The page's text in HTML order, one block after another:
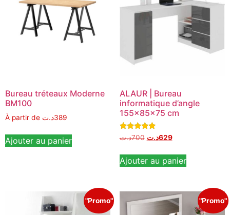
Bureau tréteaux Moderne
BM100
À partir de 389د.ت
Ajouter au panier
ALAUR | Bureau
informatique d’angle
155x85x75 cm
Note
5.00
700د.ت 629د.ت
Ajouter au panier
"Promo" "Promo"